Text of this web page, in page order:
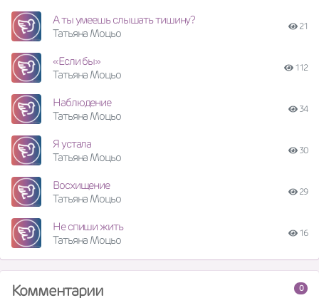
А ты умеешь слышать тишину?
Татьяна Моцьо
21
«Если бы»
Татьяна Моцьо
112
Наблюдение
Татьяна Моцьо
34
Я устала
Татьяна Моцьо
30
Восхищение
Татьяна Моцьо
29
Не спиши жить
Татьяна Моцьо
16
0
Комментарии